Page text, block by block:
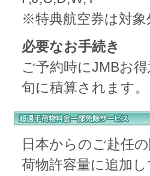
※特典航空券は対象
必要なお手続き
ご予約時にJMBお
旬に積算されます。
日本からのご赴任
荷物許容量に追加